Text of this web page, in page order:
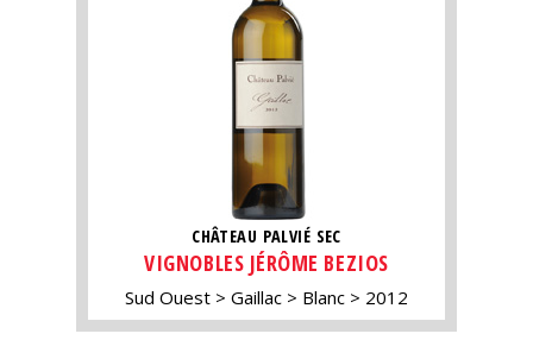
CHÂTEAU PALVIÉ SEC
VIGNOBLES JÉRÔME BEZIOS
Sud Ouest Gaillac Blanc 2012